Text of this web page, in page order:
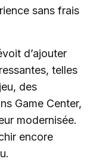
sans frais
d’ajouter
telles
des
Game Center,
modernisée.
encore